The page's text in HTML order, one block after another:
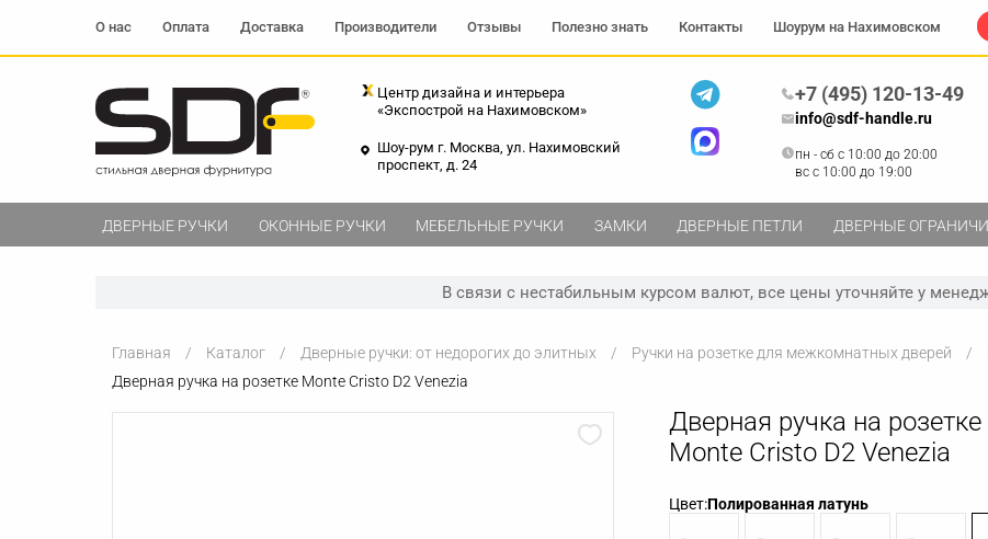
Центр дизайна и интерьера
«Экспострой на Нахимовском»
Шоу-рум г. Москва, ул. Нахимовский
проспект, д. 24
+7 (495) 120-13-49
info@sdf-handle.ru
пн - сб c 10:00 до 20:00
вс c 10:00 до 19:00
О нас Оплата Доставка Производители Отзывы Полезно знать Контакты Шоурум на Нахимовском
ДВЕРНЫЕ РУЧКИ ОКОННЫЕ РУЧКИ МЕБЕЛЬНЫЕ РУЧКИ ЗАМКИ ДВЕРНЫЕ ПЕТЛИ ДВЕРНЫЕ
В связи с нестабильным курсом валют, все цены уточняйте у
Главная Каталог Дверные ручки: от недорогих до элитных Ручки на розетке для межкомнатных дверей
Дверная ручка на розетке Monte Cristo D2 Venezia
Дверная ручка на розетке
Monte Cristo D2 Venezia
Цвет:Полированная латунь